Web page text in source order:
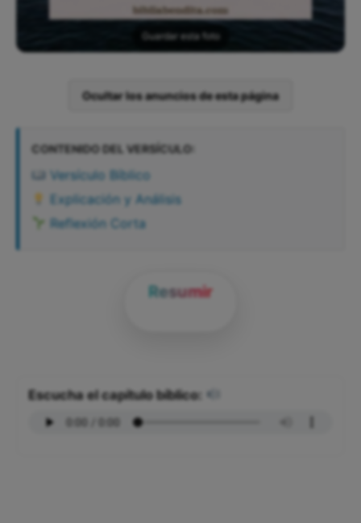
Guardar esta foto
Ocultar los anuncios de esta página
CONTENIDO DEL VERSÍCULO:
Versículo Bíblico
Explicación y Análisis
Reflexión Corta
Resumir
Escucha el capítulo bíblico: